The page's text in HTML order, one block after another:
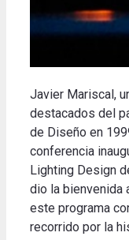
Javier Mariscal,
destacados del
de Diseño en
conferencia
Lighting Design
dio la bienvenida
este programa
recorrido por la